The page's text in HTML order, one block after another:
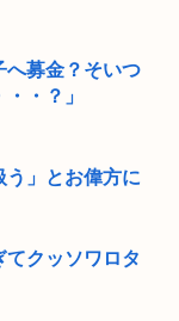
へ募金？そいつ
・？」
う」とお偉方に
てクッソワロタ